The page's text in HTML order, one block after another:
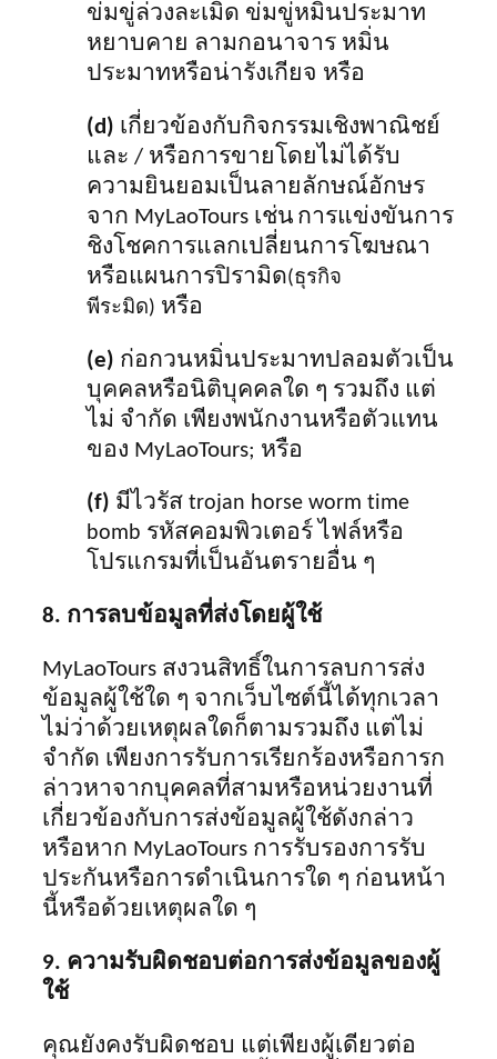
ข่มขู่ล่วงละเมิด ข่มขู่หมิ่นประมาท
หยาบคาย ลามกอนาจาร หมิ่น
ประมาทหรือน่ารังเกียจ หรือ
(d) เกี่ยวข้องกับกิจกรรมเชิงพาณิชย์
และ / หรือการขายโดยไม่ได้รับ
ความยินยอมเป็นลายลักษณ์อักษร
จาก MyLaoTours เช่น การแข่งขันการ
ชิงโชคการแลกเปลี่ยนการโฆษณา
หรือแผนการปิรามิด(ธุรกิจ
พีระมิด) หรือ
(e) ก่อกวนหมิ่นประมาทปลอมตัวเป็น
บุคคลหรือนิติบุคคลใด ๆ รวมถึง แต่
ไม่ จำกัด เพียงพนักงานหรือตัวแทน
ของ MyLaoTours; หรือ
(f) มีไวรัส trojan horse worm time
bomb รหัสคอมพิวเตอร์ ไฟล์หรือ
โปรแกรมที่เป็นอันตรายอื่น ๆ
8. การลบข้อมูลที่ส่งโดยผู้ใช้
MyLaoTours สงวนสิทธิ์ในการลบการส่ง
ข้อมูลผู้ใช้ใด ๆ จากเว็บไซต์นี้ได้ทุกเวลา
ไม่ว่าด้วยเหตุผลใดก็ตามรวมถึง แต่ไม่
จำกัด เพียงการรับการเรียกร้องหรือการก
ล่าวหาจากบุคคลที่สามหรือหน่วยงานที่
เกี่ยวข้องกับการส่งข้อมูลผู้ใช้ดังกล่าว
หรือหาก MyLaoTours การรับรองการรับ
ประกันหรือการดำเนินการใด ๆ ก่อนหน้า
นี้หรือด้วยเหตุผลใด ๆ
9. ความรับผิดชอบต่อการส่งข้อมูลของผู้
ใช้
คุณยังคงรับผิดชอบ แต่เพียงผู้เดียวต่อ